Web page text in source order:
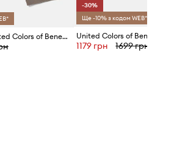
Дитячі штани United Colors of Benetton
-30%
Ще -10% з кодом WEB*
1179 грн 1699 грн